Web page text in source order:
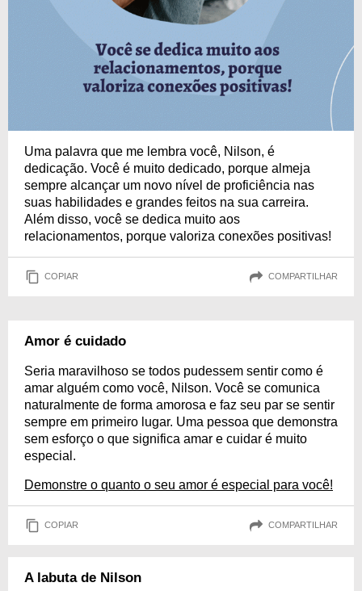
Uma palavra que me lembra você, Nilson, é
dedicação. Você é muito dedicado, porque almeja
sempre alcançar um novo nível de proficiência nas
suas habilidades e grandes feitos na sua carreira.
Além disso, você se dedica muito aos
relacionamentos, porque valoriza conexões positivas!
COPIAR COMPARTILHAR
Amor é cuidado
Seria maravilhoso se todos pudessem sentir como é
amar alguém como você, Nilson. Você se comunica
naturalmente de forma amorosa e faz seu par se sentir
sempre em primeiro lugar. Uma pessoa que demonstra
sem esforço o que significa amar e cuidar é muito
especial.
Demonstre o quanto o seu amor é especial para você!
COPIAR COMPARTILHAR
A labuta de Nilson